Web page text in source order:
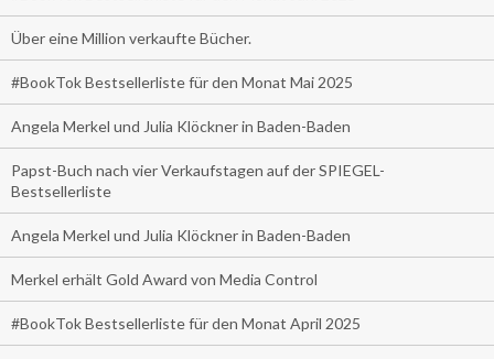
Über eine Million verkaufte Bücher.
#BookTok Bestsellerliste für den Monat Mai 2025
Angela Merkel und Julia Klöckner in Baden-Baden
Papst-Buch nach vier Verkaufstagen auf der SPIEGEL-
Bestsellerliste
Angela Merkel und Julia Klöckner in Baden-Baden
Merkel erhält Gold Award von Media Control
#BookTok Bestsellerliste für den Monat April 2025